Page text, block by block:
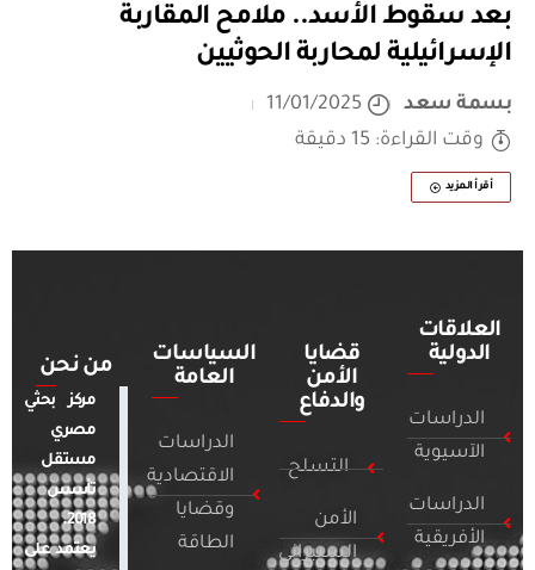
بعد سقوط الأسد.. ملامح المقاربة
الإسرائيلية لمحاربة الحوثيين
بسمة سعد
11/01/2025
وقت القراءة: 15 دقيقة
أقرأ المزيد
العلاقات
الدولية
الدراسات
الآسيوية
الدراسات
الأفريقية
قضايا
الأمن
والدفاع
التسلح
الأمن
السيبراني
السياسات
العامة
الدراسات
الاقتصادية
وقضايا
الطاقة
من نحن
مركز بحثي
مصري
مستقل
تأسس
2018.
يعتمد على